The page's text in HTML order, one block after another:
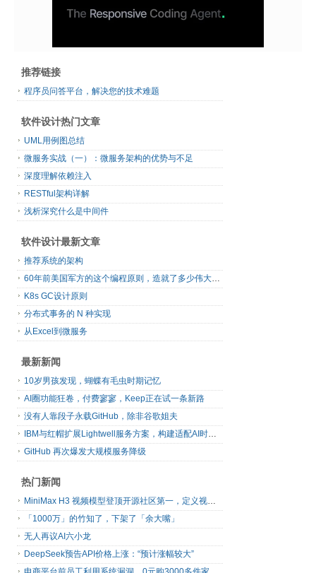
推荐链接
程序员问答平台，解决您的技术难题
软件设计热门文章
UML用例图总结
微服务实战（一）：微服务架构的优势与不足
深度理解依赖注入
RESTful架构详解
浅析深究什么是中间件
软件设计最新文章
推荐系统的架构
60年前美国军方的这个编程原则，造就了多少伟大的框架
K8s GC设计原则
分布式事务的 N 种实现
从Excel到微服务
最新新闻
10岁男孩发现，蝴蝶有毛虫时期记忆
AI圈功能狂卷，付费寥寥，Keep正在试一条新路
没有人靠段子永载GitHub，除非谷歌姐夫
IBM与红帽扩展Lightwell服务方案，构建适配AI时代开源生态的可信基础设施
GitHub 再次爆发大规模服务降级
热门新闻
MiniMax H3 视频模型登顶开源社区第一，定义视频模型领域“斩杀线”
「1000万」的竹知了，下架了「余大嘴」
无人再议AI六小龙
DeepSeek预告API价格上涨：“预计涨幅较大”